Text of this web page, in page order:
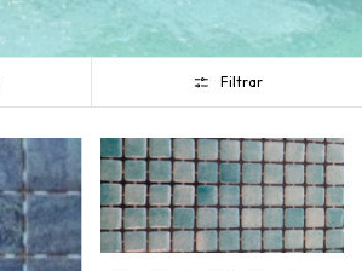
Filtrar